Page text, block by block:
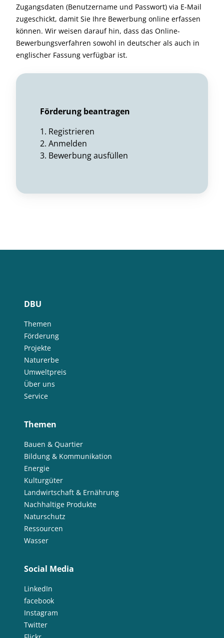
Zugangsdaten (Benutzername und Passwort) via E-Mail
zugeschickt, damit Sie Ihre Bewerbung online erfassen
können. Wir weisen darauf hin, dass das Online-
Bewerbungsverfahren sowohl in deutscher als auch in
englischer Fassung verfügbar ist.
Förderung beantragen
1. Registrieren
2. Anmelden
3. Bewerbung ausfüllen
DBU
Themen
Förderung
Projekte
Naturerbe
Umweltpreis
Über uns
Service
Themen
Bauen & Quartier
Bildung & Kommunikation
Energie
Kulturgüter
Landwirtschaft & Ernährung
Nachhaltige Produkte
Naturschutz
Ressourcen
Wasser
Social Media
LinkedIn
facebook
Instagram
Twitter